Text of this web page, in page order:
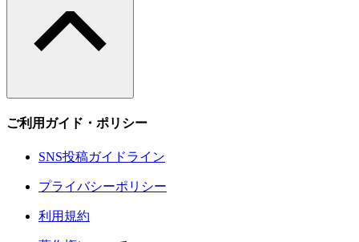
ご利用ガイド・ポリシー
SNS投稿ガイドライン
プライバシーポリシー
利用規約